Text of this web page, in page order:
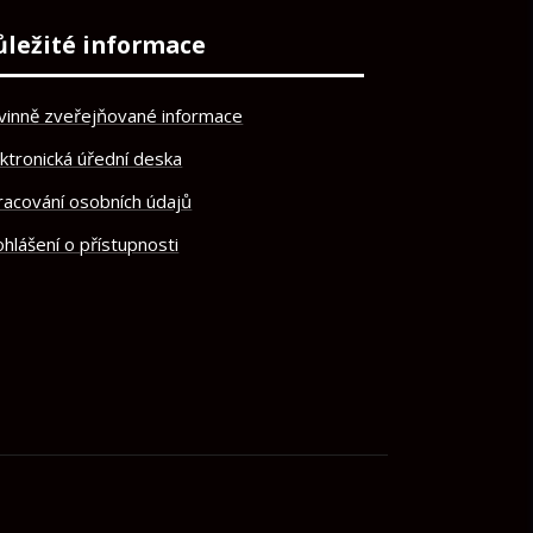
informace
zveřejňované informace
úřední deska
osobních údajů
o přístupnosti